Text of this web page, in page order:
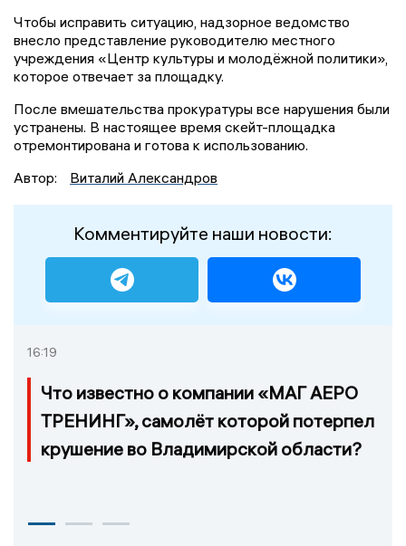
Чтобы исправить ситуацию, надзорное ведомство
внесло представление руководителю местного
учреждения «Центр культуры и молодёжной политики»,
которое отвечает за площадку.
После вмешательства прокуратуры все нарушения были
устранены. В настоящее время скейт-площадка
отремонтирована и готова к использованию.
Автор:
Виталий Александров
Комментируйте наши новости:
16:19
Что известно о компании «МАГ АЕРО
ТРЕНИНГ», самолёт которой потерпел
крушение во Владимирской области?